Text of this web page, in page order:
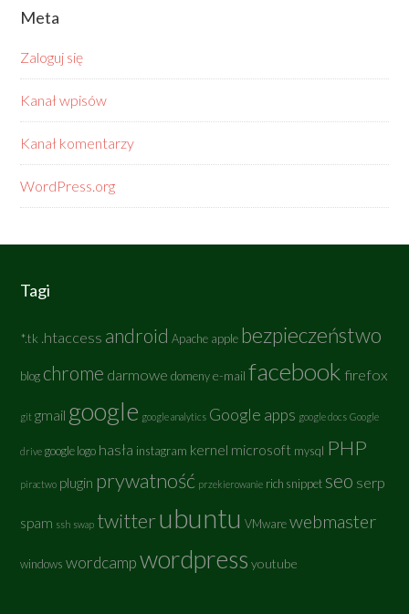
Meta
Zaloguj się
Kanał wpisów
Kanał komentarzy
WordPress.org
Tagi
*.tk .htaccess android Apache apple bezpieczeństwo
blog chrome darmowe domeny e-mail facebook firefox
git gmail google google analytics Google apps google docs Google
drive google logo hasła instagram kernel microsoft mysql PHP
piractwo plugin prywatność przekierowanie rich snippet seo serp
spam ssh swap twitterubuntu VMware webmaster
windows wordcamp wordpress youtube